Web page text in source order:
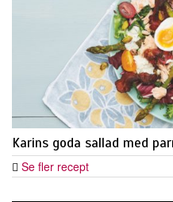
Karins goda sallad med
Se fler recept